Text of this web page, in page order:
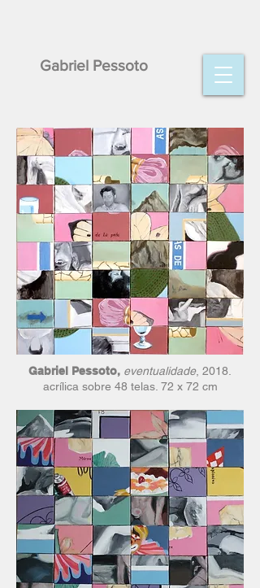
Gabriel Pessoto
Gabriel Pessoto, eventualidade, 2018.
acrílica sobre 48 telas. 72 x 72 cm